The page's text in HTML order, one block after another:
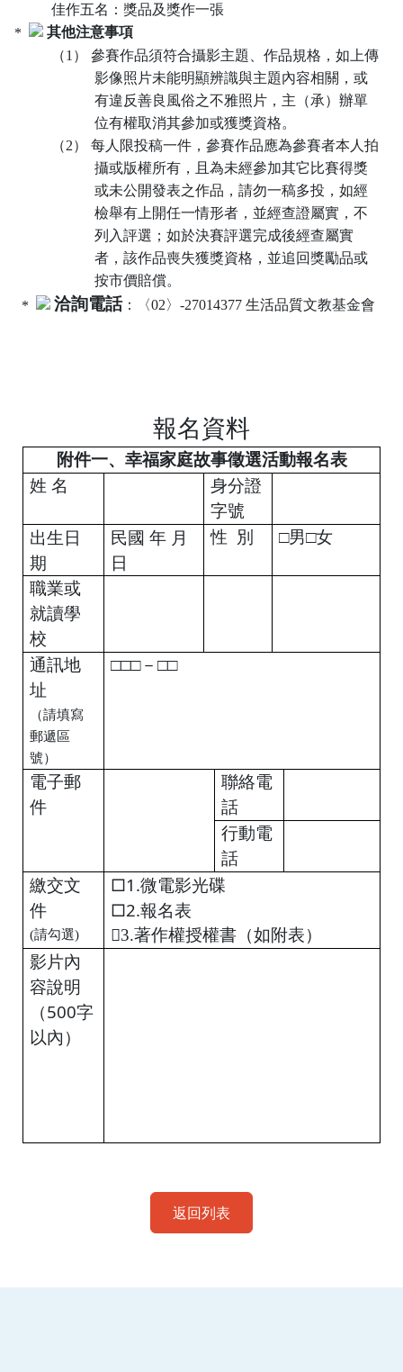
佳作五名：獎品及獎作一張
其他注意事項
（1）
參賽作品須符合攝影主題、作品規格，如上傳
影像照片未能明顯辨識與主題內容相關，或
有違反善良風俗之不雅照片，主（承）辦單
位有權取消其參加或獲獎資格。
（2）
每人限投稿一件，參賽作品應為參賽者本人拍
攝或版權所有，且為未經參加其它比賽得獎
或未公開發表之作品，請勿一稿多投，如經
檢舉有上開任一情形者，並經查證屬實，不
列入評選；如於決賽評選完成後經查屬實
者，該作品喪失獲獎資格，並追回獎勵品或
按市價賠償。
洽詢電話：〈02〉 -27014377 生活品質文教基金會
報名資料
附件一、幸福家庭故事徵選活動報名表
姓 名
身分證
字號
出生日
期
民國 年 月
日
性 別 □男□女
職業或
就讀學
校
通訊地
址
（請填寫
郵遞區
號）
□□□－□□
電子郵
件
聯絡電
話
行動電
話
繳交文
件
(請勾選)
□1.微電影光碟
□2.報名表
3.著作權授權書（如附表）
影片內
容說明
（500字
以內）
返回列表